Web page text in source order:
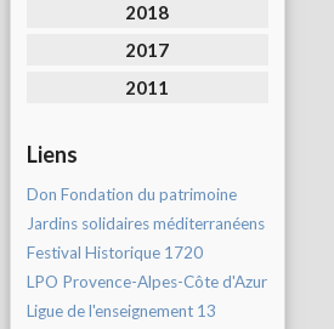
2018
2017
2011
Liens
Don Fondation du patrimoine
Jardins solidaires méditerranéens
Festival Historique 1720
LPO Provence-Alpes-Côte d'Azur
Ligue de l'enseignement 13